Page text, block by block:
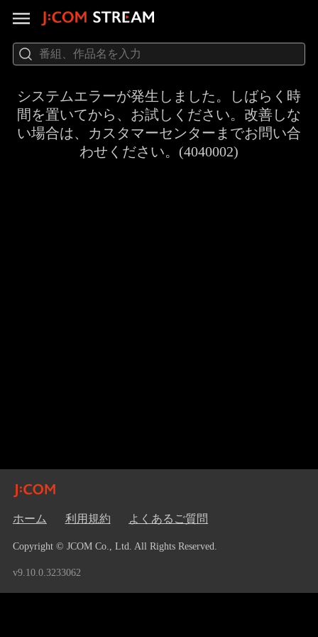
システムエラーが発生しました。しばらく時
間を置いてから、お試しください。改善しな
い場合は、カスタマーセンターまでお問い合
わせください。(4040002)
ホーム 利用規約 よくあるご質問
Copyright © JCOM Co., Ltd. All Rights Reserved.
v9.10.0.3233062